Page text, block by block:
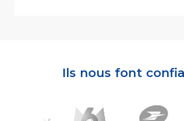
Ils nous font